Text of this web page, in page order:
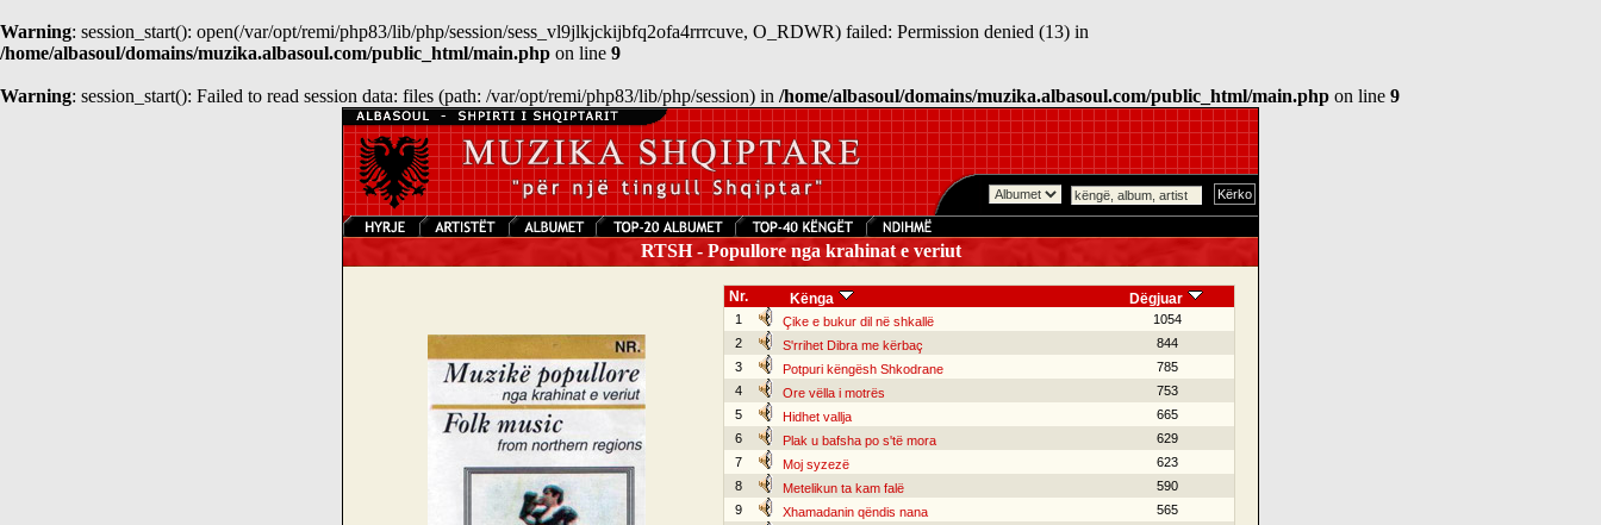
Warning: session_start(): open(/var/opt/remi/php83/lib/php/session/sess_vl9jlkjckijbfq2ofa4rrrcuve, O_RDWR) failed: Permission denied (13) in
/home/albasoul/domains/muzika.albasoul.com/public_html/main.php on line 9
Warning: session_start(): Failed to read session data: files (path: /var/opt/remi/php83/lib/php/session) in /home/albasoul/domains/muzika.albasoul.com/public_html/main.php on line 9
RTSH - Popullore nga krahinat e veriut
Nr. Kënga Dëgjuar
1 Çike e bukur dil në shkallë
1054
2
S'rrihet Dibra me kërbaç
844
3
Potpuri këngësh Shkodrane
785
4
Ore vëlla i motrës
753
5
Hidhet vallja
665
6
Plak u bafsha po s'të mora
629
7
Moj syzezë
623
8
Metelikun ta kam falë
590
9
Xhamadanin qëndis nana
565